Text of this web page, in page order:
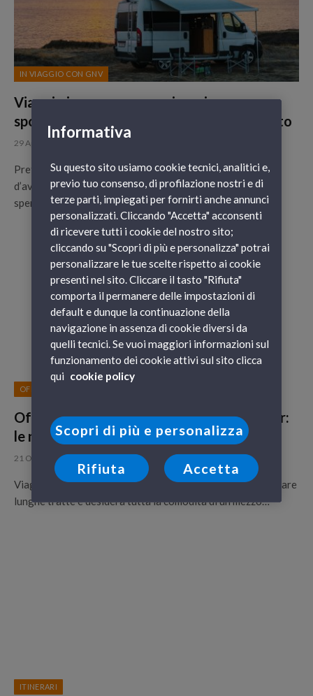
IN VIAGGIO CON GNV
Viaggio in camper: organizzazione e
spostamenti per un divertimento assicurato
29 Aprile 2022
Preferenza che evoca libertà, indipendenza e spirito
d’avventura, la vacanza in camper permette di viaggiare
spendendo poco, sottraendosi ai vincoli…
OFFERTE E PROMOZIONI
Offerte traghetti per chi viaggia in camper:
le nostre soluzioni
21 Ottobre 2015
Viaggiare in traghetto è un’ottima soluzione per chi deve fare
lunghe tratte e desidera tutta la comodità di un mezzo…
ITINERARI
Informativa
Su questo sito usiamo cookie tecnici, analitici e,
previo tuo consenso, di profilazione nostri e di
terze parti, impiegati per fornirti anche annunci
personalizzati. Cliccando "Accetta" acconsenti
di ricevere tutti i cookie del nostro sito;
cliccando su "Scopri di più e personalizza" potrai
personalizzare le tue scelte rispetto ai cookie
presenti nel sito. Cliccare il tasto "Rifiuta"
comporta il permanere delle impostazioni di
default e dunque la continuazione della
navigazione in assenza di cookie diversi da
quelli tecnici. Se vuoi maggiori informazioni sul
funzionamento dei cookie attivi sul sito clicca
qui cookie policy
Scopri di più e personalizza
Rifiuta Accetta